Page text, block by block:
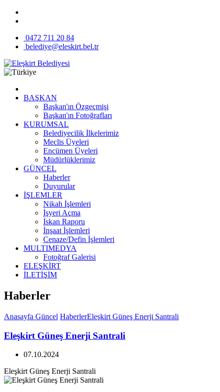
0472 711 20 84
belediye@eleskirt.bel.tr
BAŞKAN
Başkan'ın Özgeçmişi
Başkan'ın Fotoğrafları
KURUMSAL
Belediyecilik İlkelerimiz
Meclis Üyeleri
Encümen Üyeleri
Müdürlüklerimiz
GÜNCEL
Haberler
Duyurular
İŞLEMLER
Nikah İşlemleri
İşyeri Açma
İskan Raporu
İnşaat İşlemleri
Cenaze/Defin İşlemleri
MULTIMEDYA
Fotoğraf Galerisi
ELEŞKİRT
İLETİŞİM
Haberler
Anasayfa Güncel HaberlerEleşkirt Güneş Enerji Santrali
Eleşkirt Güneş Enerji Santrali
07.10.2024
Eleşkirt Güneş Enerji Santrali